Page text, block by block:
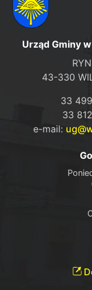
Urząd Gminy
43-330
33
33
e-mail: